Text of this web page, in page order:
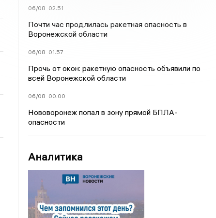
06/08 02:51
Почти час продлилась ракетная опасность в
Воронежской области
06/08 01:57
Прочь от окон: ракетную опасность объявили по
всей Воронежской области
06/08 00:00
Нововоронеж попал в зону прямой БПЛА-
опасности
Аналитика